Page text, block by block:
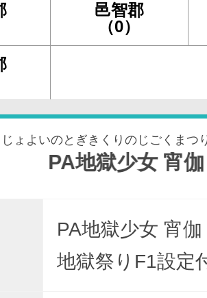
邑智郡
（0）
ょよいのとぎきくりのじごくまつ
地獄少女 宵伽 きく
PA地獄少女 宵
地獄祭りF1設定